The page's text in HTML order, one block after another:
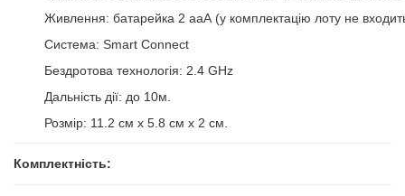
Живлення: батарейка 2 ааА (у комплектацію лоту не
Система: Smart Connect
Бездротова технологія: 2.4 GHz
Дальність дії: до 10м.
Розмір: 11.2 см x 5.8 см x 2 см.
Комплектність: